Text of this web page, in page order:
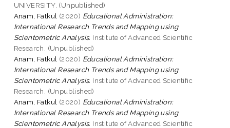
UNIVERSITY. (Unpublished)
Anam, Fatkul (2020) Educational Administration:
International Research Trends and Mapping using
Scientometric Analysis. Institute of Advanced Scientific
Research. (Unpublished)
Anam, Fatkul (2020) Educational Administration:
International Research Trends and Mapping using
Scientometric Analysis. Institute of Advanced Scientific
Research. (Unpublished)
Anam, Fatkul (2020) Educational Administration:
International Research Trends and Mapping using
Scientometric Analysis. Institute of Advanced Scientific